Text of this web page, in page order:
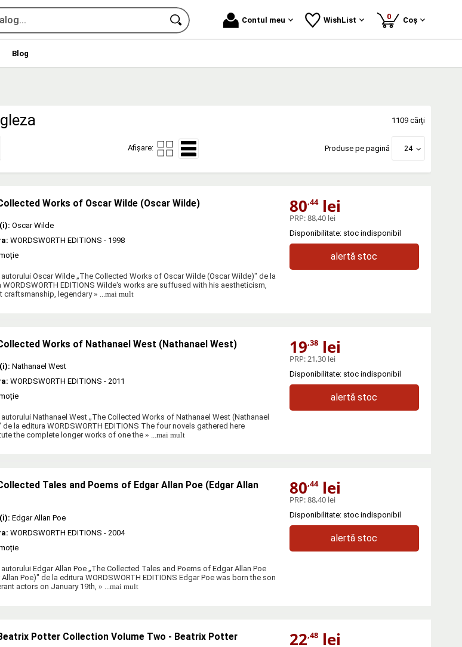
Contul meu WishList 0produse
Coș
Blog
1109 cărți
Afișare: Produse pe pagină 24
Works of Oscar Wilde (Oscar Wilde)
Oscar Wilde
WORDSWORTH EDITIONS - 1998
autorului Oscar Wilde „The Collected Works of Oscar Wilde (Oscar Wilde)" de la
WORDSWORTH EDITIONS Wilde's works are suffused with his aestheticism,
craftsmanship, legendary» ...mai mult
80,44lei
PRP:88,40 lei
Disponibilitate: stoc indisponibil
alertă stoc
Works of Nathanael West (Nathanael West)
Nathanael West
WORDSWORTH EDITIONS - 2011
autorului Nathanael West „The Collected Works of Nathanael West (Nathanael
de la editura WORDSWORTH EDITIONS The four novels gathered here
the complete longer works of one the » ...mai mult
19,38lei
PRP:21,30 lei
Disponibilitate: stoc indisponibil
alertă stoc
Tales and Poems of Edgar Allan Poe (Edgar Allan
Edgar Allan Poe
WORDSWORTH EDITIONS - 2004
autorului Edgar Allan Poe „The Collected Tales and Poems of Edgar Allan Poe
Allan Poe)" de la editura WORDSWORTH EDITIONS Edgar Poe was born the son
actors on January 19th, » ...mai mult
80,44lei
PRP:88,40 lei
Disponibilitate: stoc indisponibil
alertă stoc
Potter Collection Volume Two - Beatrix Potter 22,48lei